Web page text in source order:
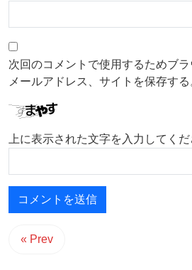
次回のコメントで使用するためブラ
メールアドレス、サイトを保存する
上に表示された文字を入力してくだ
« Prev